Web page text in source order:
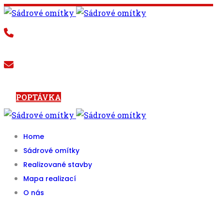
POPTÁVKA
Home
Sádrové omítky
Realizované stavby
Mapa realizací
O nás